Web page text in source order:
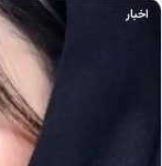
اخبار